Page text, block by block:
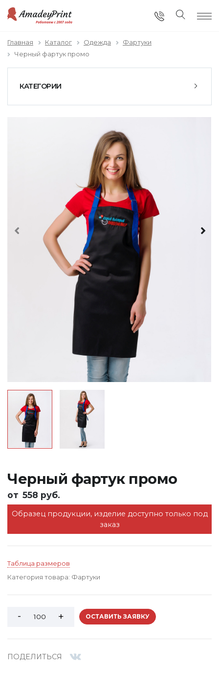
Главная Каталог Одежда
Фартуки
Черный фартук промо
КАТЕГОРИИ
Черный фартук промо
от 558 руб.
Образец продукции, изделие доступно только под
заказ
Таблица размеров
Категория товара: Фартуки
ОСТАВИТЬ ЗАЯВКУ
ПОДЕЛИТЬСЯ